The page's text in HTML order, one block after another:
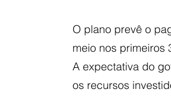
O plano prevê o
meio nos primeiros
A expectativa do
os recursos